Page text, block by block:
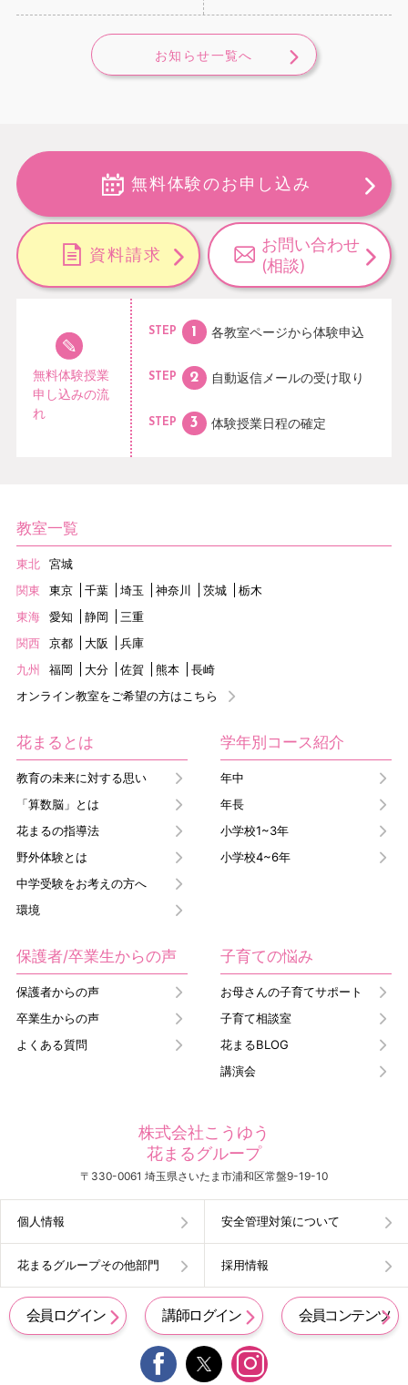
お知らせ一覧へ
無料体験のお申し込み
資料請求
お問い合わせ
(相談)
無料体験授業
申し込みの流
れ
STEP 各教室ページから体験申込
STEP 自動返信メールの受け取り
STEP 体験授業日程の確定
教室一覧
東北
宮城
関東
東京 千葉 埼玉 神奈川 茨城
栃木
東海
愛知 静岡
三重
関西
京都 大阪
兵庫
九州
福岡 大分 佐賀 熊本
長崎
オンライン教室をご希望の方はこちら
花まるとは
教育の未来に対する思い
「算数脳」とは
花まるの指導法
野外体験とは
中学受験をお考えの方へ
環境
学年別コース紹介
年中
年長
小学校1~3年
小学校4~6年
保護者/卒業生からの声
保護者からの声
卒業生からの声
よくある質問
子育ての悩み
お母さんの子育てサポート
子育て相談室
花まるBLOG
講演会
株式会社こうゆう
花まるグループ
〒330-0061 埼玉県さいたま市浦和区常盤9-19-10
個人情報 安全管理対策について
花まるグループその他部門 採用情報
会員ログイン 講師ログイン 会員コンテンツ
 